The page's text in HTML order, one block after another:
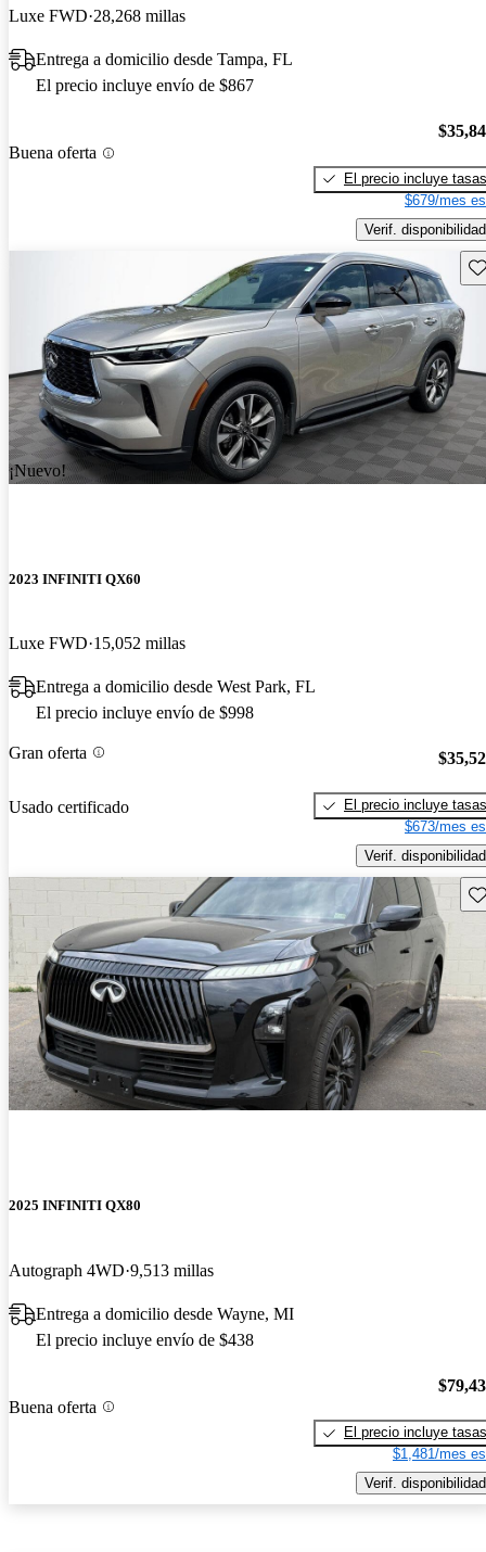
Luxe FWD 28,268 millas
Entrega a domicilio desde Tampa, FL
El precio incluye envío de $867
Buena oferta
El precio incluye tasas
$679/mes
Verif. disponibilidad
¡Nuevo!
2023 INFINITI QX60
Luxe FWD 15,052 millas
Entrega a domicilio desde West Park, FL
El precio incluye envío de $998
Gran oferta
Usado certificado
El precio incluye tasas
$673/mes
Verif. disponibilidad
2025 INFINITI QX80
Autograph 4WD 9,513 millas
Entrega a domicilio desde Wayne, MI
El precio incluye envío de $438
Buena oferta
El precio incluye tasas
$1,481/mes
Verif. disponibilidad